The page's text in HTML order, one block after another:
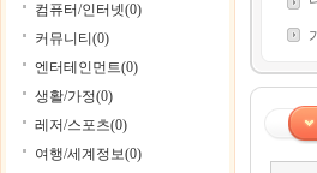
컴퓨터/인터넷(0)
커뮤니티(0)
엔터테인먼트(0)
생활/가정(0)
레저/스포츠(0)
여행/세계정보(0)